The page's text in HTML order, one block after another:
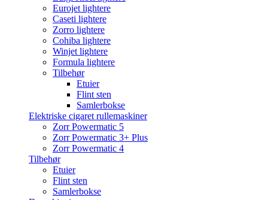
Eurojet lightere
Caseti lightere
Zorro lightere
Cohiba lightere
Winjet lightere
Formula lightere
Tilbehør
Etuier
Flint sten
Samlerbokse
Elektriske cigaret rullemaskiner
Zorr Powermatic 5
Zorr Powermatic 3+ Plus
Zorr Powermatic 4
Tilbehør
Etuier
Flint sten
Samlerbokse